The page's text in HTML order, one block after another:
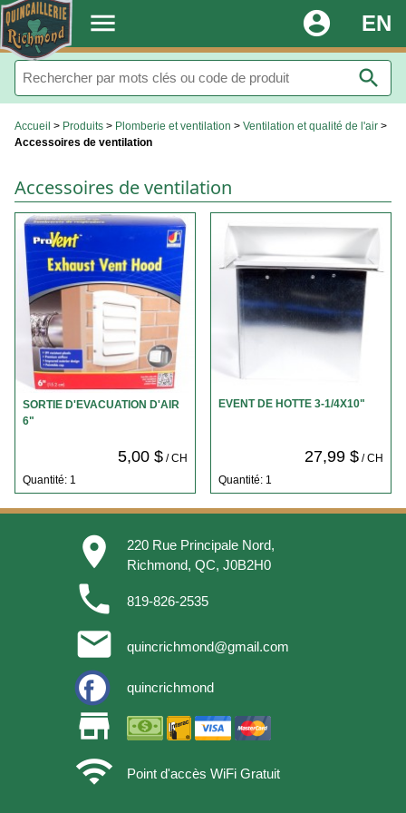
. menu EN
account_circle
search
Accueil > Produits > Plomberie et ventilation > Ventilation et qualité de l'air >
Accessoires de ventilation
Accessoires de ventilation
SORTIE D'EVACUATION D'AIR
6"
5,00 $/ CH
Quantité: 1
EVENT DE HOTTE 3-1/4X10"
27,99 $/ CH
Quantité: 1
place
220 Rue Principale Nord,
Richmond, QC, J0B2H0
phone 819-826-2535
email quincrichmond@gmail.com
quincrichmond
store
wifi
Point d'accès WiFi Gratuit